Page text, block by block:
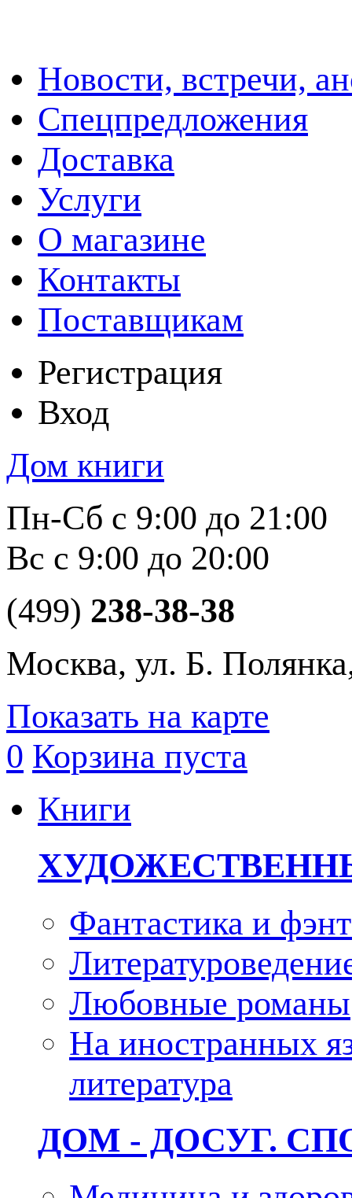
Новости, встречи,
Спецпредложения
Доставка
Услуги
О магазине
Контакты
Поставщикам
Регистрация
Вход
Дом книги
Пн-Сб с 9:00 до 21:00
Вс с 9:00 до 20:00
(499) 238-38-38
Москва, ул. Б.
Показать на карте
0 Корзина пуста
Книги
Фантастика и
Любовные романы
На иностранных
литература
ДОМ - ДОСУГ.